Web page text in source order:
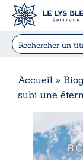
Accueil »
subi une